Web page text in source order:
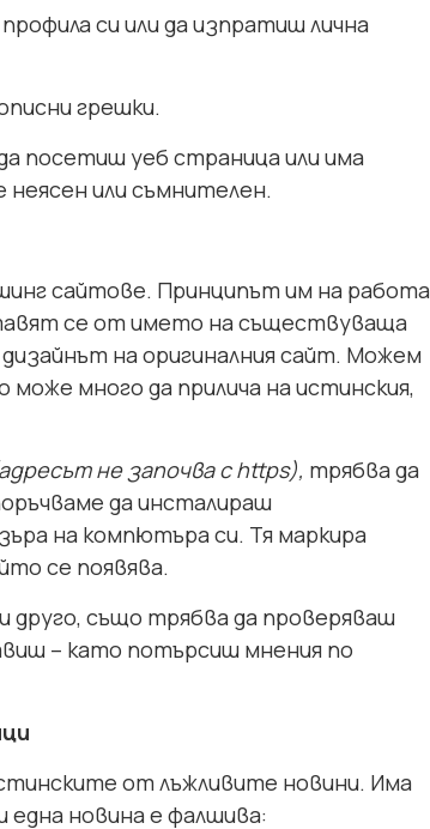
си или да изпратиш лична
грешки.
посетиш уеб страница или има
неясен или съмнителен.
сайтове. Принципът им на работа
се от името на съществуваща
на оригиналния сайт. Можем
много да прилича на истинския,
не започва с https), трябва да
да инсталираш
на компютъра си. Тя маркира
се появява.
друго, също трябва да проверяваш
– като потърсиш мнения по
от лъжливите новини. Има
новина е фалшива: